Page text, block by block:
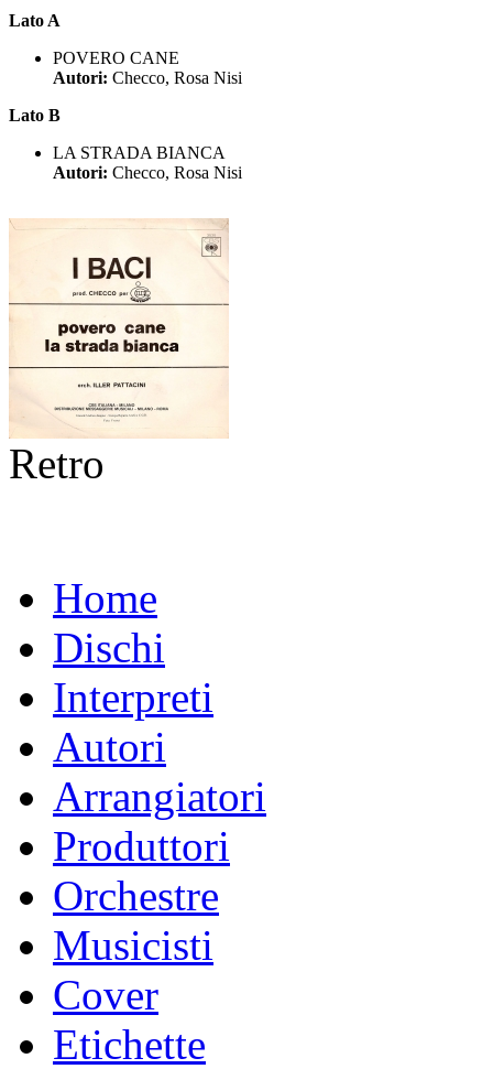
Lato A
POVERO CANE
Autori: Checco, Rosa Nisi
Lato B
LA STRADA BIANCA
Autori: Checco, Rosa Nisi
Retro
Home
Dischi
Interpreti
Autori
Arrangiatori
Produttori
Orchestre
Musicisti
Cover
Etichette